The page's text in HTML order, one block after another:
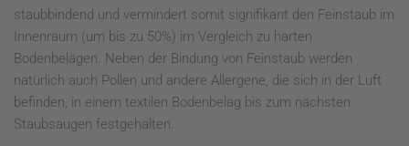
staubbindend und vermindert somit signifikant den Feinstaub im
Innenraum (um bis zu 50%) im Vergleich zu harten
Bodenbelägen. Neben der Bindung von Feinstaub werden
natürlich auch Pollen und andere Allergene, die sich in der Luft
befinden, in einem textilen Bodenbelag bis zum nächsten
Staubsaugen festgehalten.